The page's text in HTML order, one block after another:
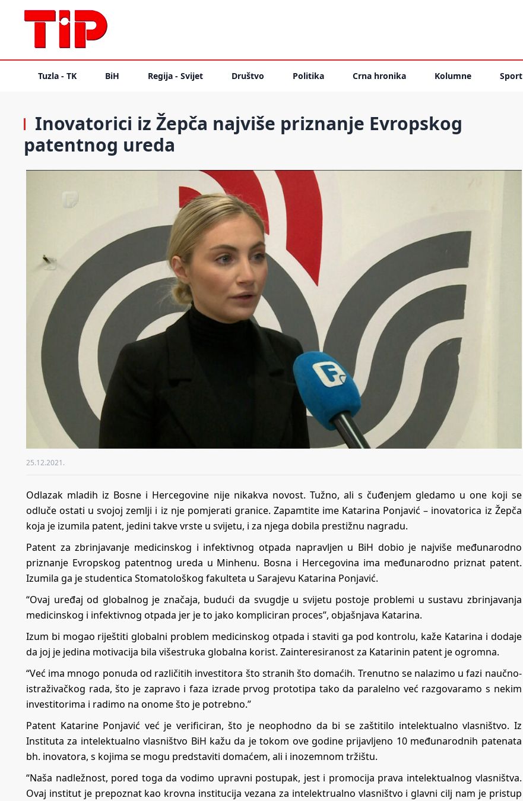
Tuzla - TK BiH Regija - Svijet Društvo Politika Crna hronika Kolumne Sport
Inovatorici iz Žepča najviše priznanje Evropskog
patentnog ureda
25.12.2021.
Odlazak mladih iz Bosne i Hercegovine nije nikakva novost. Tužno, ali s čuđenjem gledamo u one koji se
odluče ostati u svojoj zemlji i iz nje pomjerati granice. Zapamtite ime Katarina Ponjavić – inovatorica iz Žepča
koja je izumila patent, jedini takve vrste u svijetu, i za njega dobila prestižnu nagradu.
Patent za zbrinjavanje medicinskog i infektivnog otpada napravljen u BiH dobio je najviše međunarodno
priznanje Evropskog patentnog ureda u Minhenu. Bosna i Hercegovina ima međunarodno priznat patent.
Izumila ga je studentica Stomatološkog fakulteta u Sarajevu Katarina Ponjavić.
“Ovaj uređaj od globalnog je značaja, budući da svugdje u svijetu postoje problemi u sustavu zbrinjavanja
medicinskog i infektivnog otpada jer je to jako kompliciran proces”, objašnjava Katarina.
Izum bi mogao riještiti globalni problem medicinskog otpada i staviti ga pod kontrolu, kaže Katarina i dodaje
da joj je jedina motivacija bila višestruka globalna korist. Zainteresiranost za Katarinin patent je ogromna.
“Već ima mnogo ponuda od različitih investitora što stranih što domaćih. Trenutno se nalazimo u fazi naučno-
istraživačkog rada, što je zapravo i faza izrade prvog prototipa tako da paralelno već razgovaramo s nekim
investitorima i radimo na onome što je potrebno.”
Patent Katarine Ponjavić već je verificiran, što je neophodno da bi se zaštitilo intelektualno vlasništvo. Iz
Instituta za intelektualno vlasništvo BiH kažu da je tokom ove godine prijavljeno 10 međunarodnih patenata
bh. inovatora, s kojima se mogu predstaviti domaćem, ali i inozemnom tržištu.
“Naša nadležnost, pored toga da vodimo upravni postupak, jest i promocija prava intelektualnog vlasništva.
Ovaj institut je prepoznat kao krovna institucija vezana za intelektrualno vlasništvo i glavni cilj nam je pristup